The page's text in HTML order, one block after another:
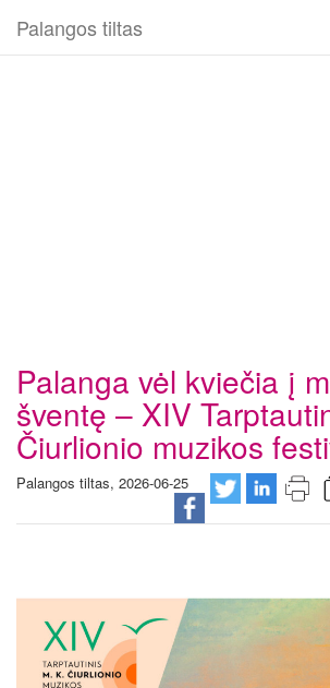
Palangos tiltas
Palanga vėl kviečia į
šventę – XIV
Čiurlionio muzikos
Palangos tiltas, 2026-06-25